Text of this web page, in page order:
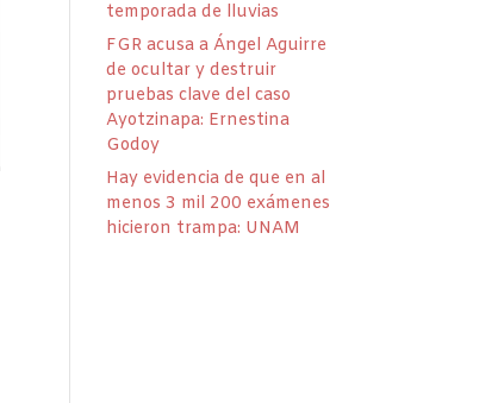
temporada de lluvias
FGR acusa a Ángel Aguirre
de ocultar y destruir
pruebas clave del caso
Ayotzinapa: Ernestina
Godoy
Hay evidencia de que en al
menos 3 mil 200 exámenes
hicieron trampa: UNAM